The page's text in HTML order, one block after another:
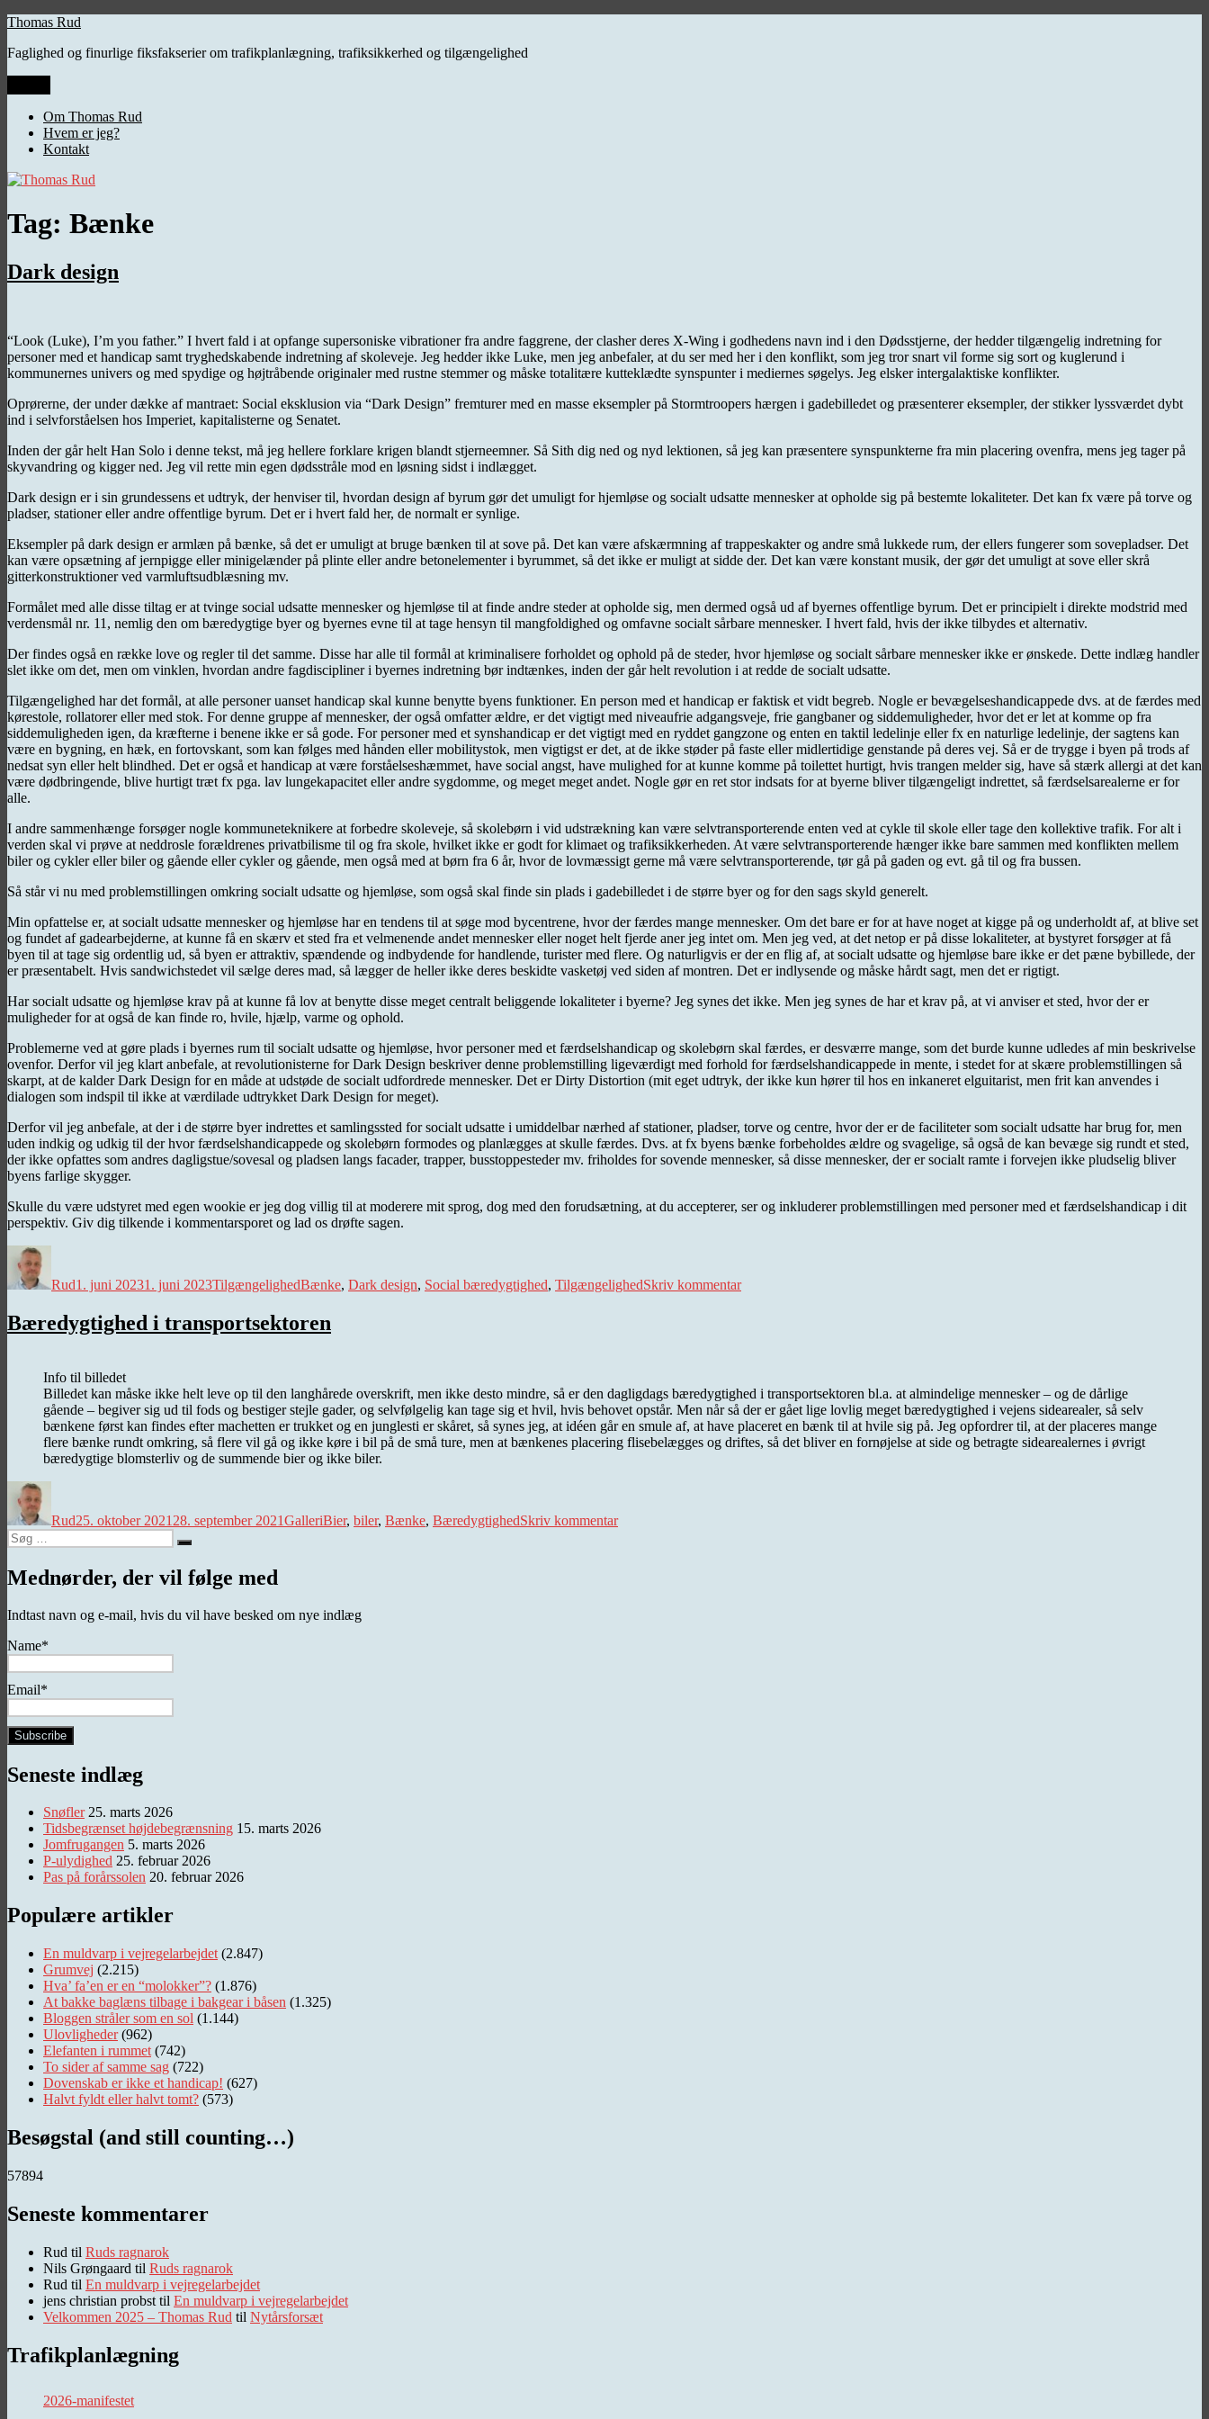
Videre
indhold
Thomas Rud
Faglighed og finurlige fiksfakserier om trafikplanlægning, trafiksikkerhed og tilgængelighed
Om Thomas Rud
Hvem er jeg?
Kontakt
Tag: Bænke
Dark design
“Look (Luke), I’m you father.” I hvert fald i at opfange supersoniske vibrationer fra andre faggrene, der clasher deres X-Wing i godhedens navn ind i den Dødsstjerne, der hedder tilgængelig indretning for
personer med et handicap samt tryghedskabende indretning af skoleveje. Jeg hedder ikke Luke, men jeg anbefaler, at du ser med her i den konflikt, som jeg tror snart vil forme sig sort og kuglerund i
kommunernes univers og med spydige og højtråbende originaler med rustne stemmer og måske totalitære kutteklædte synspunter i mediernes søgelys. Jeg elsker intergalaktiske konflikter.
Oprørerne, der under dække af mantraet: Social eksklusion via “Dark Design” fremturer med en masse eksempler på Stormtroopers hærgen i gadebilledet og præsenterer eksempler, der stikker lyssværdet dybt
ind i selvforståelsen hos Imperiet, kapitalisterne og Senatet.
Inden der går helt Han Solo i denne tekst, må jeg hellere forklare krigen blandt stjerneemner. Så Sith dig ned og nyd lektionen, så jeg kan præsentere synspunkterne fra min placering ovenfra, mens jeg tager på
skyvandring og kigger ned. Jeg vil rette min egen dødsstråle mod en løsning sidst i indlægget.
Dark design er i sin grundessens et udtryk, der henviser til, hvordan design af byrum gør det umuligt for hjemløse og socialt udsatte mennesker at opholde sig på bestemte lokaliteter. Det kan fx være på torve og
pladser, stationer eller andre offentlige byrum. Det er i hvert fald her, de normalt er synlige.
Eksempler på dark design er armlæn på bænke, så det er umuligt at bruge bænken til at sove på. Det kan være afskærmning af trappeskakter og andre små lukkede rum, der ellers fungerer som sovepladser. Det
kan være opsætning af jernpigge eller minigelænder på plinte eller andre betonelementer i byrummet, så det ikke er muligt at sidde der. Det kan være konstant musik, der gør det umuligt at sove eller skrå
gitterkonstruktioner ved varmluftsudblæsning mv.
Formålet med alle disse tiltag er at tvinge social udsatte mennesker og hjemløse til at finde andre steder at opholde sig, men dermed også ud af byernes offentlige byrum. Det er principielt i direkte modstrid med
verdensmål nr. 11, nemlig den om bæredygtige byer og byernes evne til at tage hensyn til mangfoldighed og omfavne socialt sårbare mennesker. I hvert fald, hvis der ikke tilbydes et alternativ.
Der findes også en række love og regler til det samme. Disse har alle til formål at kriminalisere forholdet og ophold på de steder, hvor hjemløse og socialt sårbare mennesker ikke er ønskede. Dette indlæg handler
slet ikke om det, men om vinklen, hvordan andre fagdiscipliner i byernes indretning bør indtænkes, inden der går helt revolution i at redde de socialt udsatte.
Tilgængelighed har det formål, at alle personer uanset handicap skal kunne benytte byens funktioner. En person med et handicap er faktisk et vidt begreb. Nogle er bevægelseshandicappede dvs. at de færdes med
kørestole, rollatorer eller med stok. For denne gruppe af mennesker, der også omfatter ældre, er det vigtigt med niveaufrie adgangsveje, frie gangbaner og siddemuligheder, hvor det er let at komme op fra
siddemuligheden igen, da kræfterne i benene ikke er så gode. For personer med et synshandicap er det vigtigt med en ryddet gangzone og enten en taktil ledelinje eller fx en naturlige ledelinje, der sagtens kan
være en bygning, en hæk, en fortovskant, som kan følges med hånden eller mobilitystok, men vigtigst er det, at de ikke støder på faste eller midlertidige genstande på deres vej. Så er de trygge i byen på trods af
nedsat syn eller helt blindhed. Det er også et handicap at være forståelseshæmmet, have social angst, have mulighed for at kunne komme på toilettet hurtigt, hvis trangen melder sig, have så stærk allergi at det kan
være dødbringende, blive hurtigt træt fx pga. lav lungekapacitet eller andre sygdomme, og meget meget andet. Nogle gør en ret stor indsats for at byerne bliver tilgængeligt indrettet, så færdselsarealerne er for
alle.
I andre sammenhænge forsøger nogle kommuneteknikere at forbedre skoleveje, så skolebørn i vid udstrækning kan være selvtransporterende enten ved at cykle til skole eller tage den kollektive trafik. For alt i
verden skal vi prøve at neddrosle forældrenes privatbilisme til og fra skole, hvilket ikke er godt for klimaet og trafiksikkerheden. At være selvtransporterende hænger ikke bare sammen med konflikten mellem
biler og cykler eller biler og gående eller cykler og gående, men også med at børn fra 6 år, hvor de lovmæssigt gerne må være selvtransporterende, tør gå på gaden og evt. gå til og fra bussen.
Så står vi nu med problemstillingen omkring socialt udsatte og hjemløse, som også skal finde sin plads i gadebilledet i de større byer og for den sags skyld generelt.
Min opfattelse er, at socialt udsatte mennesker og hjemløse har en tendens til at søge mod bycentrene, hvor der færdes mange mennesker. Om det bare er for at have noget at kigge på og underholdt af, at blive set
og fundet af gadearbejderne, at kunne få en skærv et sted fra et velmenende andet mennesker eller noget helt fjerde aner jeg intet om. Men jeg ved, at det netop er på disse lokaliteter, at bystyret forsøger at få
byen til at tage sig ordentlig ud, så byen er attraktiv, spændende og indbydende for handlende, turister med flere. Og naturligvis er der en flig af, at socialt udsatte og hjemløse bare ikke er det pæne bybillede, der
er præsentabelt. Hvis sandwichstedet vil sælge deres mad, så lægger de heller ikke deres beskidte vasketøj ved siden af montren. Det er indlysende og måske hårdt sagt, men det er rigtigt.
Har socialt udsatte og hjemløse krav på at kunne få lov at benytte disse meget centralt beliggende lokaliteter i byerne? Jeg synes det ikke. Men jeg synes de har et krav på, at vi anviser et sted, hvor der er
muligheder for at også de kan finde ro, hvile, hjælp, varme og ophold.
Problemerne ved at gøre plads i byernes rum til socialt udsatte og hjemløse, hvor personer med et færdselshandicap og skolebørn skal færdes, er desværre mange, som det burde kunne udledes af min beskrivelse
ovenfor. Derfor vil jeg klart anbefale, at revolutionisterne for Dark Design beskriver denne problemstilling ligeværdigt med forhold for færdselshandicappede in mente, i stedet for at skære problemstillingen så
skarpt, at de kalder Dark Design for en måde at udstøde de socialt udfordrede mennesker. Det er Dirty Distortion (mit eget udtryk, der ikke kun hører til hos en inkaneret elguitarist, men frit kan anvendes i
dialogen som indspil til ikke at værdilade udtrykket Dark Design for meget).
Derfor vil jeg anbefale, at der i de større byer indrettes et samlingssted for socialt udsatte i umiddelbar nærhed af stationer, pladser, torve og centre, hvor der er de faciliteter som socialt udsatte har brug for, men
uden indkig og udkig til der hvor færdselshandicappede og skolebørn formodes og planlægges at skulle færdes. Dvs. at fx byens bænke forbeholdes ældre og svagelige, så også de kan bevæge sig rundt et sted,
der ikke opfattes som andres dagligstue/sovesal og pladsen langs facader, trapper, busstoppesteder mv. friholdes for sovende mennesker, så disse mennesker, der er socialt ramte i forvejen ikke pludselig bliver
byens farlige skygger.
Skulle du være udstyret med egen wookie er jeg dog villig til at moderere mit sprog, dog med den forudsætning, at du accepterer, ser og inkluderer problemstillingen med personer med et færdselshandicap i dit
perspektiv. Giv dig tilkende i kommentarsporet og lad os drøfte sagen.
Rud1. juni 20231. juni 2023TilgængelighedBænke, Dark design, Social bæredygtighed, TilgængelighedSkriv kommentardesign
Bæredygtighed i transportsektoren
Info til billedet
Billedet kan måske ikke helt leve op til den langhårede overskrift, men ikke desto mindre, så er den dagligdags bæredygtighed i transportsektoren bl.a. at almindelige mennesker – og de dårlige
gående – begiver sig ud til fods og bestiger stejle gader, og selvfølgelig kan tage sig et hvil, hvis behovet opstår. Men når så der er gået lige lovlig meget bæredygtighed i vejens sidearealer, så selv
bænkene først kan findes efter machetten er trukket og en junglesti er skåret, så synes jeg, at idéen går en smule af, at have placeret en bænk til at hvile sig på. Jeg opfordrer til, at der placeres mange
flere bænke rundt omkring, så flere vil gå og ikke køre i bil på de små ture, men at bænkenes placering flisebelægges og driftes, så det bliver en fornøjelse at side og betragte sidearealernes i øvrigt
bæredygtige blomsterliv og de summende bier og ikke biler.
Rud25. oktober 2021 28. september 2021GalleriBier, biler, Bænke, BæredygtighedSkriv kommentari
Søg
efter:
Søg
Mednørder, der vil følge med
Indtast navn og e-mail, hvis du vil have besked om nye indlæg
Name*
Email*
Seneste indlæg
Snøfler 25. marts 2026
Tidsbegrænset højdebegrænsning 15. marts 2026
Jomfrugangen 5. marts 2026
P-ulydighed 25. februar 2026
Pas på forårssolen 20. februar 2026
Populære artikler
En muldvarp i vejregelarbejdet (2.847)
Grumvej (2.215)
Hva’ fa’en er en “molokker”? (1.876)
At bakke baglæns tilbage i bakgear i båsen (1.325)
Bloggen stråler som en sol (1.144)
Ulovligheder (962)
Elefanten i rummet (742)
To sider af samme sag (722)
Dovenskab er ikke et handicap! (627)
Halvt fyldt eller halvt tomt? (573)
Besøgstal (and still counting…)
57894
Seneste kommentarer
Rud til Ruds ragnarok
Nils Grøngaard til Ruds ragnarok
Rud til En muldvarp i vejregelarbejdet
jens christian probst til En muldvarp i vejregelarbejdet
Velkommen 2025 – Thomas Rud til Nytårsforsæt
Trafikplanlægning
2026-manifestet